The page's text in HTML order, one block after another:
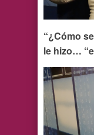
“¿Cómo
le hizo…